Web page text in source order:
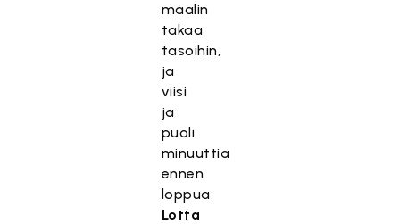
maalin
takaa
tasoihin,
ja
viisi
ja
puoli
minuuttia
ennen
loppua
Lotta